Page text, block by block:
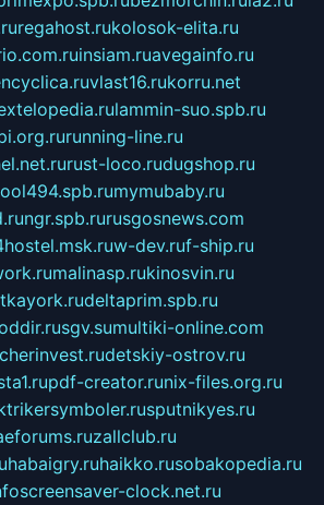
regahost.rukolosok-elita.ru
insiam.ruavegainfo.ru
vlast16.rukorru.net
lammin-suo.spb.ru
running-line.ru
rust-loco.rudugshop.ru
mymubaby.ru
ngr.spb.rurusgosnews.com
w-dev.ruf-ship.ru
malinasp.rukinosvin.ru
deltaprim.spb.ru
sgv.sumultiki-online.com
cherinvest.rudetskiy-ostrov.ru
pdf-creator.runix-files.org.ru
sputnikyes.ru
zallclub.ru
habaigry.ruhaikko.rusobakopedia.ru
screensaver-clock.net.ru